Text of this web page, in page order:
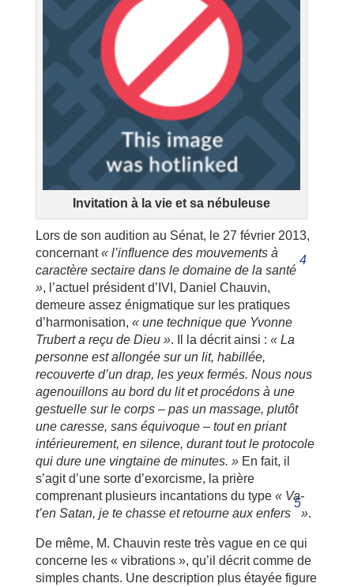
Invitation à la vie et sa nébuleuse
Lors de son audition au Sénat, le 27 février 2013,
concernant« l’influence des mouvements à
caractère sectaire dans le domaine de la santé
4
», l’actuel président d’IVI, Daniel Chauvin,
demeure assez énigmatique sur les pratiques
d’harmonisation, « une technique que Yvonne
Trubert a reçu de Dieu ». Il la décrit ainsi : « La
personne est allongée sur un lit, habillée,
recouverte d’un drap, les yeux fermés. Nous nous
agenouillons au bord du lit et procédons à une
gestuelle sur le corps – pas un massage, plutôt
une caresse, sans équivoque – tout en priant
intérieurement, en silence, durant tout le protocole
qui dure une vingtaine de minutes. »En fait, il
s’agit d’une sorte d’exorcisme, la prière
comprenant plusieurs incantations du type « Va-
t’en Satan, je te chasse et retourne aux enfers
5
».
De même, M. Chauvin reste très vague en ce qui
concerne les « vibrations », qu’il décrit comme de
simples chants. Une description plus étayée figure